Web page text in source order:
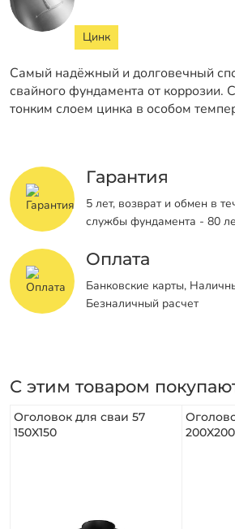
Цинк
Самый надёжный и долговечный
свайного фундамента от коррозии.
тонким слоем цинка в особом
Гарантия
5 лет, возврат и обмен в
службы фундамента - 80
Оплата
Банковские карты,
Безналичный расчет
С этим товаром
Оголовок для сваи 57
150X150
200X200